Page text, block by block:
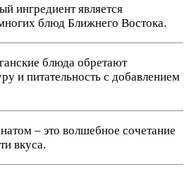
ингредиент является
блюд Ближнего Востока.
блюда обретают
и питательность с добавлением
– это волшебное сочетание
вкуса.